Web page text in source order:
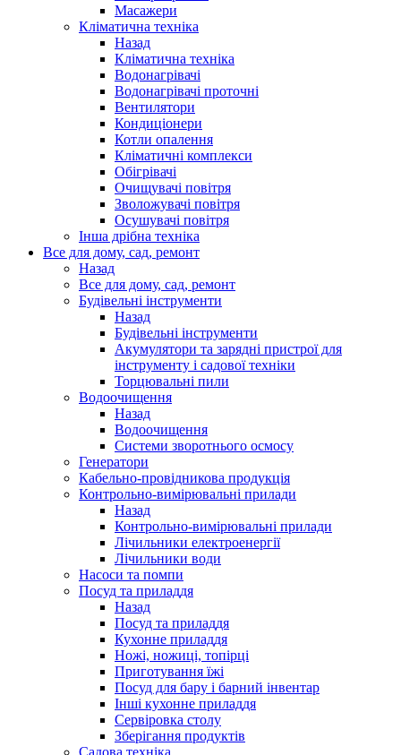
Масажери
Кліматична техніка
Назад
Кліматична техніка
Водонагрівачі
Водонагрівачі проточні
Вентилятори
Кондиціонери
Котли опалення
Кліматичні комплекси
Обігрівачі
Очищувачі повітря
Зволожувачі повітря
Осушувачі повітря
Інша дрібна техніка
Все для дому, сад, ремонт
Назад
Все для дому, сад, ремонт
Будівельні інструменти
Назад
Будівельні інструменти
Акумулятори та зарядні пристрої для
інструменту і садової техніки
Торцювальні пили
Водоочищення
Назад
Водоочищення
Системи зворотнього осмосу
Генератори
Кабельно-провідникова продукція
Контрольно-вимірювальні прилади
Назад
Контрольно-вимірювальні прилади
Лічильники електроенергії
Лічильники води
Насоси та помпи
Посуд та приладдя
Назад
Посуд та приладдя
Кухонне приладдя
Ножі, ножиці, топірці
Приготування їжі
Посуд для бару і барний інвентар
Інші кухонне приладдя
Сервіровка столу
Зберігання продуктів
Садова техніка